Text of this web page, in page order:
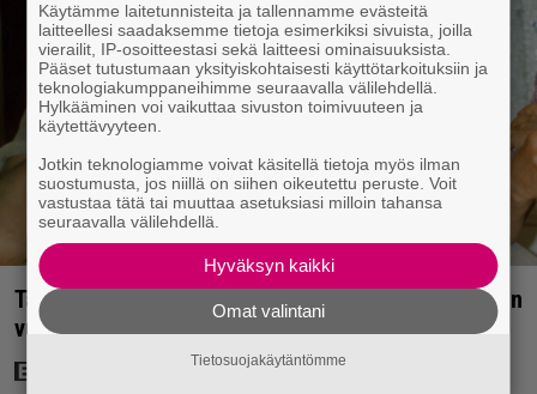
Tänään tv:ssä: Vesa-Matti Loiri palasi Uunon rooliin
vuonna 1998 – Spede vetäytyi sivummalle
Käytämme laitetunnisteita ja tallennamme evästeitä
laitteellesi saadaksemme tietoja esimerkiksi sivuista, joilla
vierailit, IP-osoitteestasi sekä laitteesi ominaisuuksista.
Pääset tutustumaan yksityiskohtaisesti käyttötarkoituksiin ja
teknologiakumppaneihimme seuraavalla välilehdellä.
Hylkääminen voi vaikuttaa sivuston toimivuuteen ja
käytettävyyteen.
Jotkin teknologiamme voivat käsitellä tietoja myös ilman
suostumusta, jos niillä on siihen oikeutettu peruste. Voit
vastustaa tätä tai muuttaa asetuksiasi milloin tahansa
seuraavalla välilehdellä.
Hyväksyn kaikki
Omat valintani
Tietosuojakäytäntömme